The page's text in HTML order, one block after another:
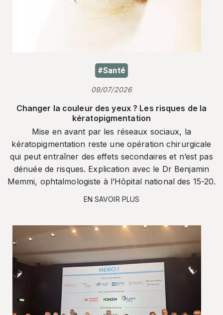
#Santé
09/07/2026
Changer la couleur des yeux ? Les risques de la
kératopigmentation
Mise en avant par les réseaux sociaux, la
kératopigmentation reste une opération chirurgicale
qui peut entraîner des effets secondaires et n’est pas
dénuée de risques. Explication avec le Dr Benjamin
Memmi, ophtalmologiste à l’Hôpital national des 15-20.
EN SAVOIR PLUS